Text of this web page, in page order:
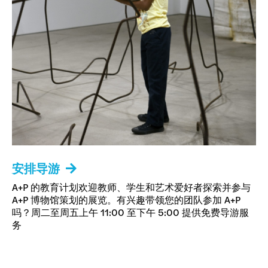
安排导游
A+P 的教育计划欢迎教师、学生和艺术爱好者探索并参与
A+P 博物馆策划的展览。有兴趣带领您的团队参加 A+P
吗？周二至周五上午 11:00 至下午 5:00 提供免费导游服
务